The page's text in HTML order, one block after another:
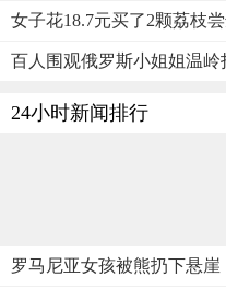
女子花18.7元买了2颗荔枝
百人围观俄罗斯小姐姐温
24小时新闻排行
罗马尼亚女孩被熊扔下悬